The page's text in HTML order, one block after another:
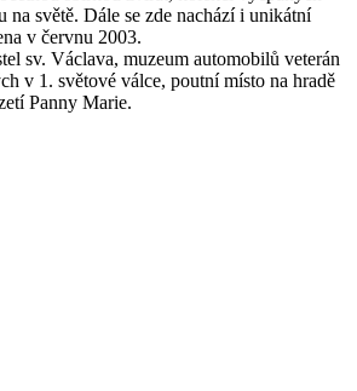
na světě. Dále se zde nachází i unikátní
v červnu 2003.
sv. Václava, muzeum automobilů veterán
v 1. světové válce, poutní místo na hradě
Panny Marie.